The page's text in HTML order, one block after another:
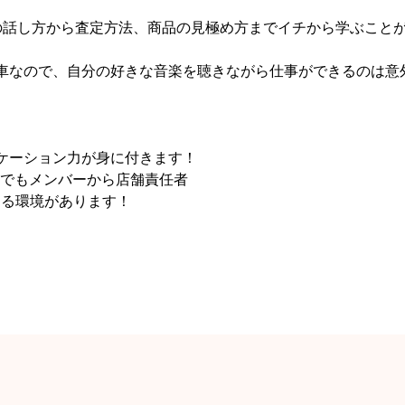
し方から査定方法、商品の見極め方までイチから学ぶこと
ので、自分の好きな音楽を聴きながら仕事ができるのは
ション力が身に付きます！
もメンバーから店舗責任者
環境があります！